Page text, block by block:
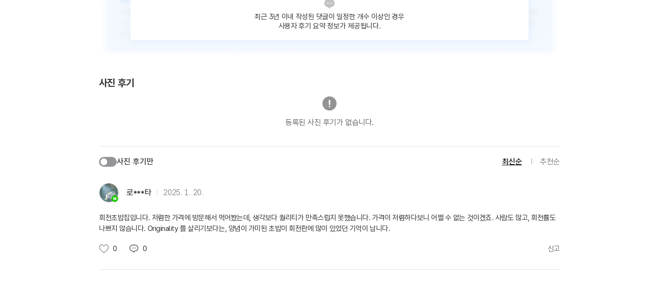
최근 3년 이내 작성된 댓글이 일정한 개수 이상인 경우
사용자 후기 요약 정보가 제공됩니다.
사진 후기
등록된 사진 후기가 없습니다.
사진 후기만 최신순 추천순
로***타 2025. 1. 20.
회전초밥집입니다. 저렴한 가격에 방문해서 먹어봤는데, 생각보다 퀄리티가 만족스럽지 못했습니다. 가격이 저렴하다보니 어쩔 수 없는 것이겠죠. 사람도 많고, 회전률도
나쁘지 않습니다. Originality 를 살리기보다는, 양념이 가미된 초밥이 회전판에 많이 있었던 기억이 납니다.
0 0 신고